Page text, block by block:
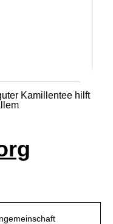
Kamillentee hilft